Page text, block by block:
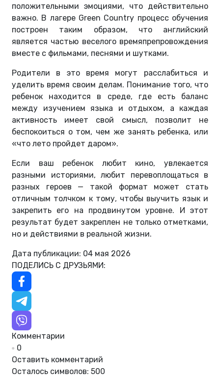
положительными эмоциями, что действительно
важно. В лагере Green Country процесс обучения
построен таким образом, что английский
является частью веселого времяпрепровождения
вместе с фильмами, песнями и шутками.
Родители в это время могут расслабиться и
уделить время своим делам. Понимание того, что
ребенок находится в среде, где есть баланс
между изучением языка и отдыхом, а каждая
активность имеет свой смысл, позволит не
беспокоиться о том, чем же занять ребенка, или
«что лето пройдет даром».
Если ваш ребенок любит кино, увлекается
разными историями, любит перевоплощаться в
разных героев — такой формат может стать
отличным толчком к тому, чтобы выучить язык и
закрепить его на продвинутом уровне. И этот
результат будет закреплен не только отметками,
но и действиями в реальной жизни.
Дата публикации: 04 мая 2026
ПОДЕЛИСЬ С ДРУЗЬЯМИ:
Комментарии
0
Оставить комментарий
Осталось символов: 500